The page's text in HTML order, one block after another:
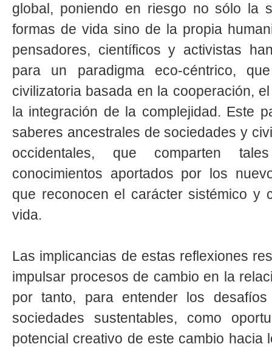
global, poniendo en riesgo no sólo la
formas de vida sino de la propia
pensadores, científicos y activistas
para un paradigma eco-céntrico,
civilizatoria basada en la cooperación,
la integración de la complejidad. Este
saberes ancestrales de sociedades y
occidentales, que comparten
conocimientos aportados por los
que reconocen el carácter sistémico y
vida.
Las implicancias de estas reflexiones
impulsar procesos de cambio en la
por tanto, para entender los
sociedades sustentables, como
potencial creativo de este cambio hacia